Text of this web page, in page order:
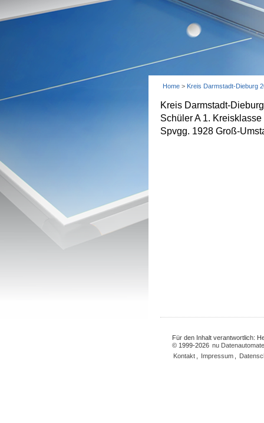
Home > Kreis Darmstadt-Dieburg
Kreis Darmstadt-
Schüler A 1. Kreisklasse
Spvgg. 1928 Groß-
Für den Inhalt verantwortlich:
© 1999-2026 nu
Kontakt
Impressum